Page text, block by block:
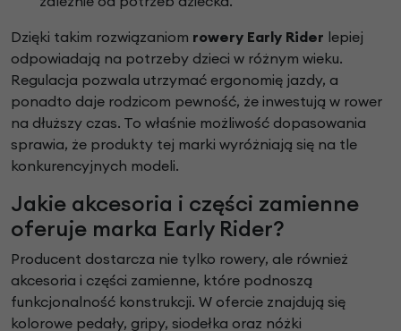
Dzięki takim rozwiązaniom rowery Early Rider lepiej
odpowiadają na potrzeby dzieci w różnym wieku.
Regulacja pozwala utrzymać ergonomię jazdy, a
ponadto daje rodzicom pewność, że inwestują w rower
na dłuższy czas. To właśnie możliwość dopasowania
sprawia, że produkty tej marki wyróżniają się na tle
konkurencyjnych modeli.
Jakie akcesoria i części zamienne
oferuje marka Early Rider?
Producent dostarcza nie tylko rowery, ale również
akcesoria i części zamienne, które podnoszą
funkcjonalność konstrukcji. W ofercie znajdują się
kolorowe pedały, gripy, siodełka oraz nóżki